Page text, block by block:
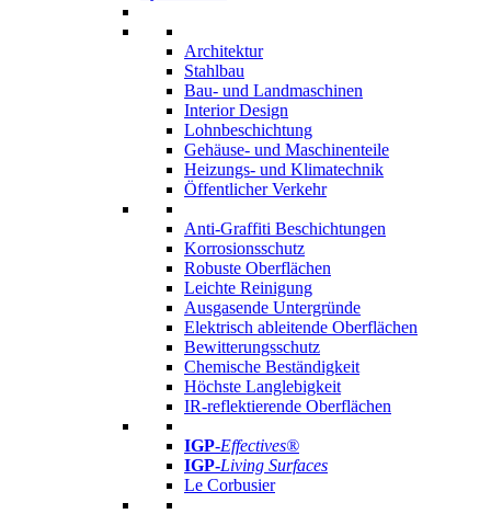
Architektur
Stahlbau
Bau- und Landmaschinen
Interior Design
Lohnbeschichtung
Gehäuse- und Maschinenteile
Heizungs- und Klimatechnik
Öffentlicher Verkehr
Anti-Graffiti Beschichtungen
Korrosionsschutz
Robuste Oberflächen
Leichte Reinigung
Ausgasende Untergründe
Elektrisch ableitende Oberflächen
Bewitterungsschutz
Chemische Beständigkeit
Höchste Langlebigkeit
IR-reflektierende Oberflächen
IGP-Effectives®
IGP-Living Surfaces
Le Corbusier